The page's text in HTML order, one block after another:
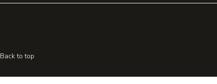
Back to top